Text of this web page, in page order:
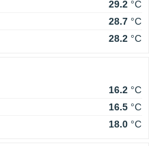
29.2 °C
28.7 °C
28.2 °C
16.2 °C
16.5 °C
18.0 °C